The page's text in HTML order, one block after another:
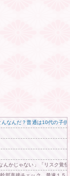
なんだ？普通は10代の子
んかじゃない」「リスク覚